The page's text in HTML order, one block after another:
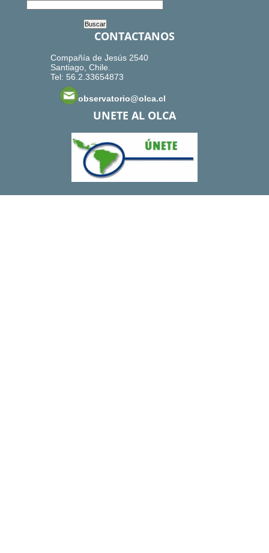
CONTACTANOS
Compañía de Jesús 2540
Santiago, Chile.
Tel: 56.2.33654873
observatorio@olca.cl
UNETE AL OLCA